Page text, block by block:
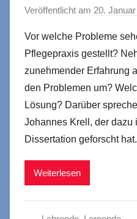
Veröffentlicht am 20.
Vor welche Probleme
Pflegepraxis gestellt?
zunehmender Erfahrung
den Problemen um?
Lösung? Darüber
Johannes Krell, der dazu
Dissertation geforscht hat.
Weiterlesen